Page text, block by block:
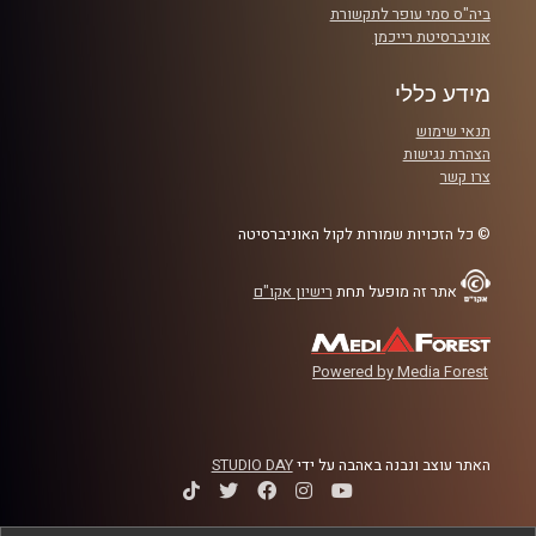
ביה"ס סמי עופר לתקשורת
אוניברסיטת רייכמן
מידע כללי
תנאי שימוש
הצהרת נגישות
צרו קשר
© כל הזכויות שמורות לקול האוניברסיטה
אתר זה מופעל תחת רישיון אקו"ם
Powered by Media Forest
האתר עוצב ונבנה באהבה על ידיSTUDIO DAY